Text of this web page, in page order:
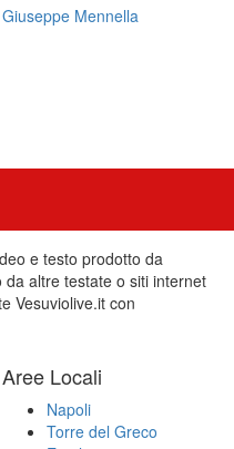
Giuseppe Mennella
e testo prodotto da
altre testate o siti internet
Vesuviolive.it con
Aree Locali
Napoli
Torre del Greco